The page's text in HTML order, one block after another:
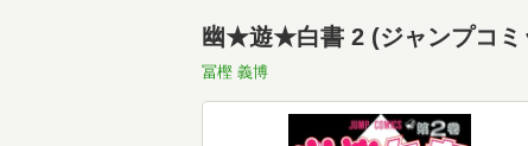
幽★遊★白書 2 (ジャンプコミ
冨樫 義博